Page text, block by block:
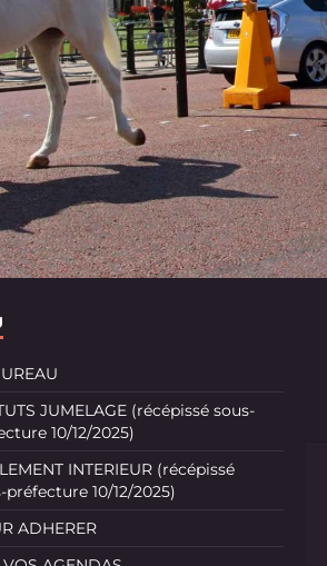
JUMELAGE (récépissé sous-
10/12/2025)
INTERIEUR (récépissé
préfecture 10/12/2025)
ADHERER